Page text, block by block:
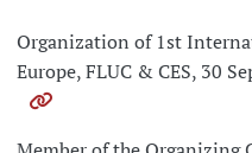
Organization of 1st
Europe, FLUC & CES, 30